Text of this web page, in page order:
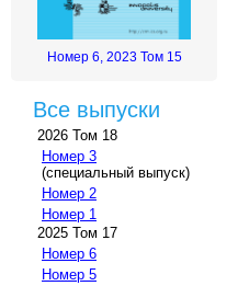
Номер 6, 2023 Том 15
Все выпуски
2026 Том 18
Номер 3
(специальный выпуск)
Номер 2
Номер 1
2025 Том 17
Номер 6
Номер 5